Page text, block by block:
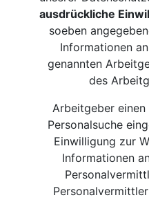
ausdrückliche
soeben
Informationen
genannten
des
Arbeitgeber
Personalsuche
Einwilligung zur
Informationen